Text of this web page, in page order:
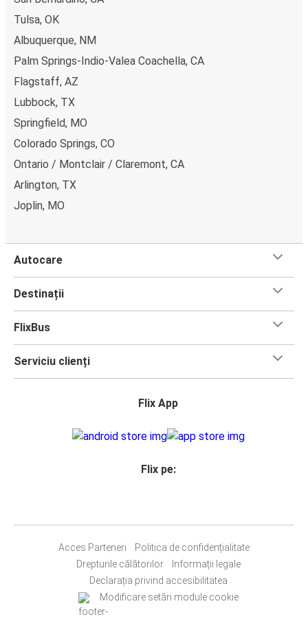
Tulsa, OK
Albuquerque, NM
Palm Springs-Indio-Valea Coachella, CA
Flagstaff, AZ
Lubbock, TX
Springfield, MO
Colorado Springs, CO
Ontario / Montclair / Claremont, CA
Arlington, TX
Joplin, MO
Autocare
Destinații
FlixBus
Serviciu clienți
Flix App
Flix pe:
Acces Parteneri
Politica de confidențialitate
Drepturile călătorilor
Informații legale
Declarația privind accesibilitatea
Modificare setări module cookie